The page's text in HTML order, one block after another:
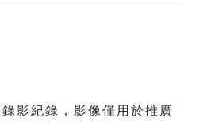
影紀錄，影像僅用於推廣